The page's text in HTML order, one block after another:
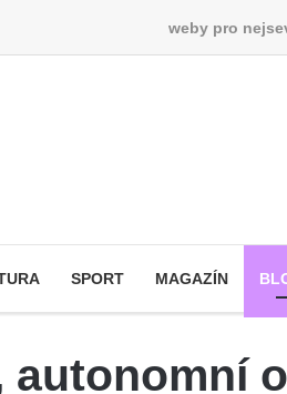
weby pro
SPORT MAGAZÍN